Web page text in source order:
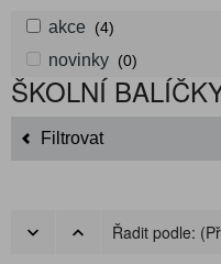
akce (4)
novinky (0)
ŠKOLNÍ
Filtrovat
Řadit podle: